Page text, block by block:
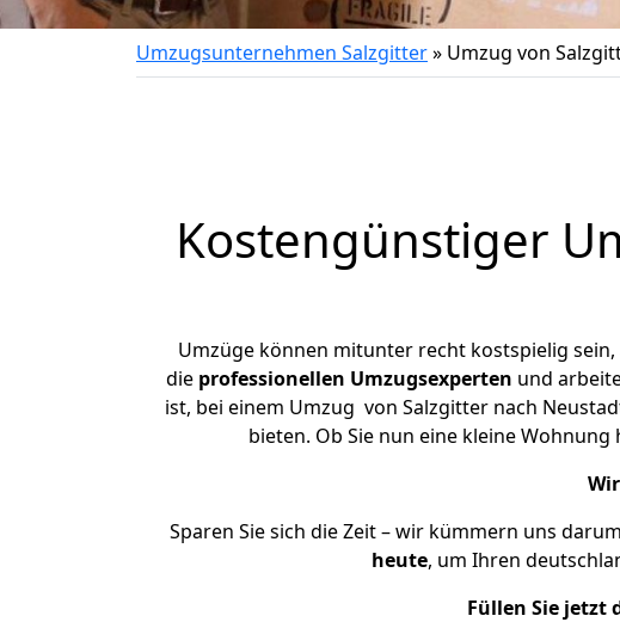
Umzugsunternehmen Salzgitter» Umzug von
Kostengünstiger
Umzüge können mitunter recht kostspielig
die professionellen Umzugsexperten und
ist, bei einem Umzug von Salzgitter nach
bieten. Ob Sie nun eine kleine
Sparen Sie sich die Zeit – wir kümmern uns
heute, um Ihren
Füllen Sie jetzt